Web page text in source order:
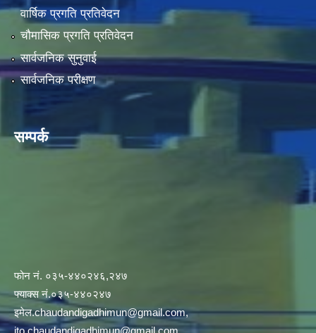
वार्षिक प्रगति प्रतिवेदन
चौमासिक प्रगति प्रतिवेदन
सार्वजनिक सुनुवाई
सार्वजनिक परीक्षण
सम्पर्क
फोन नं. ०३५-४४०२४६,२४७
फ्याक्स नं.०३५-४४०२४७
इमेल.chaudandigadhimun@gmail.com,
ito.chaudandigadhimun@gmail.com